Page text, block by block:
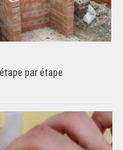
par étape